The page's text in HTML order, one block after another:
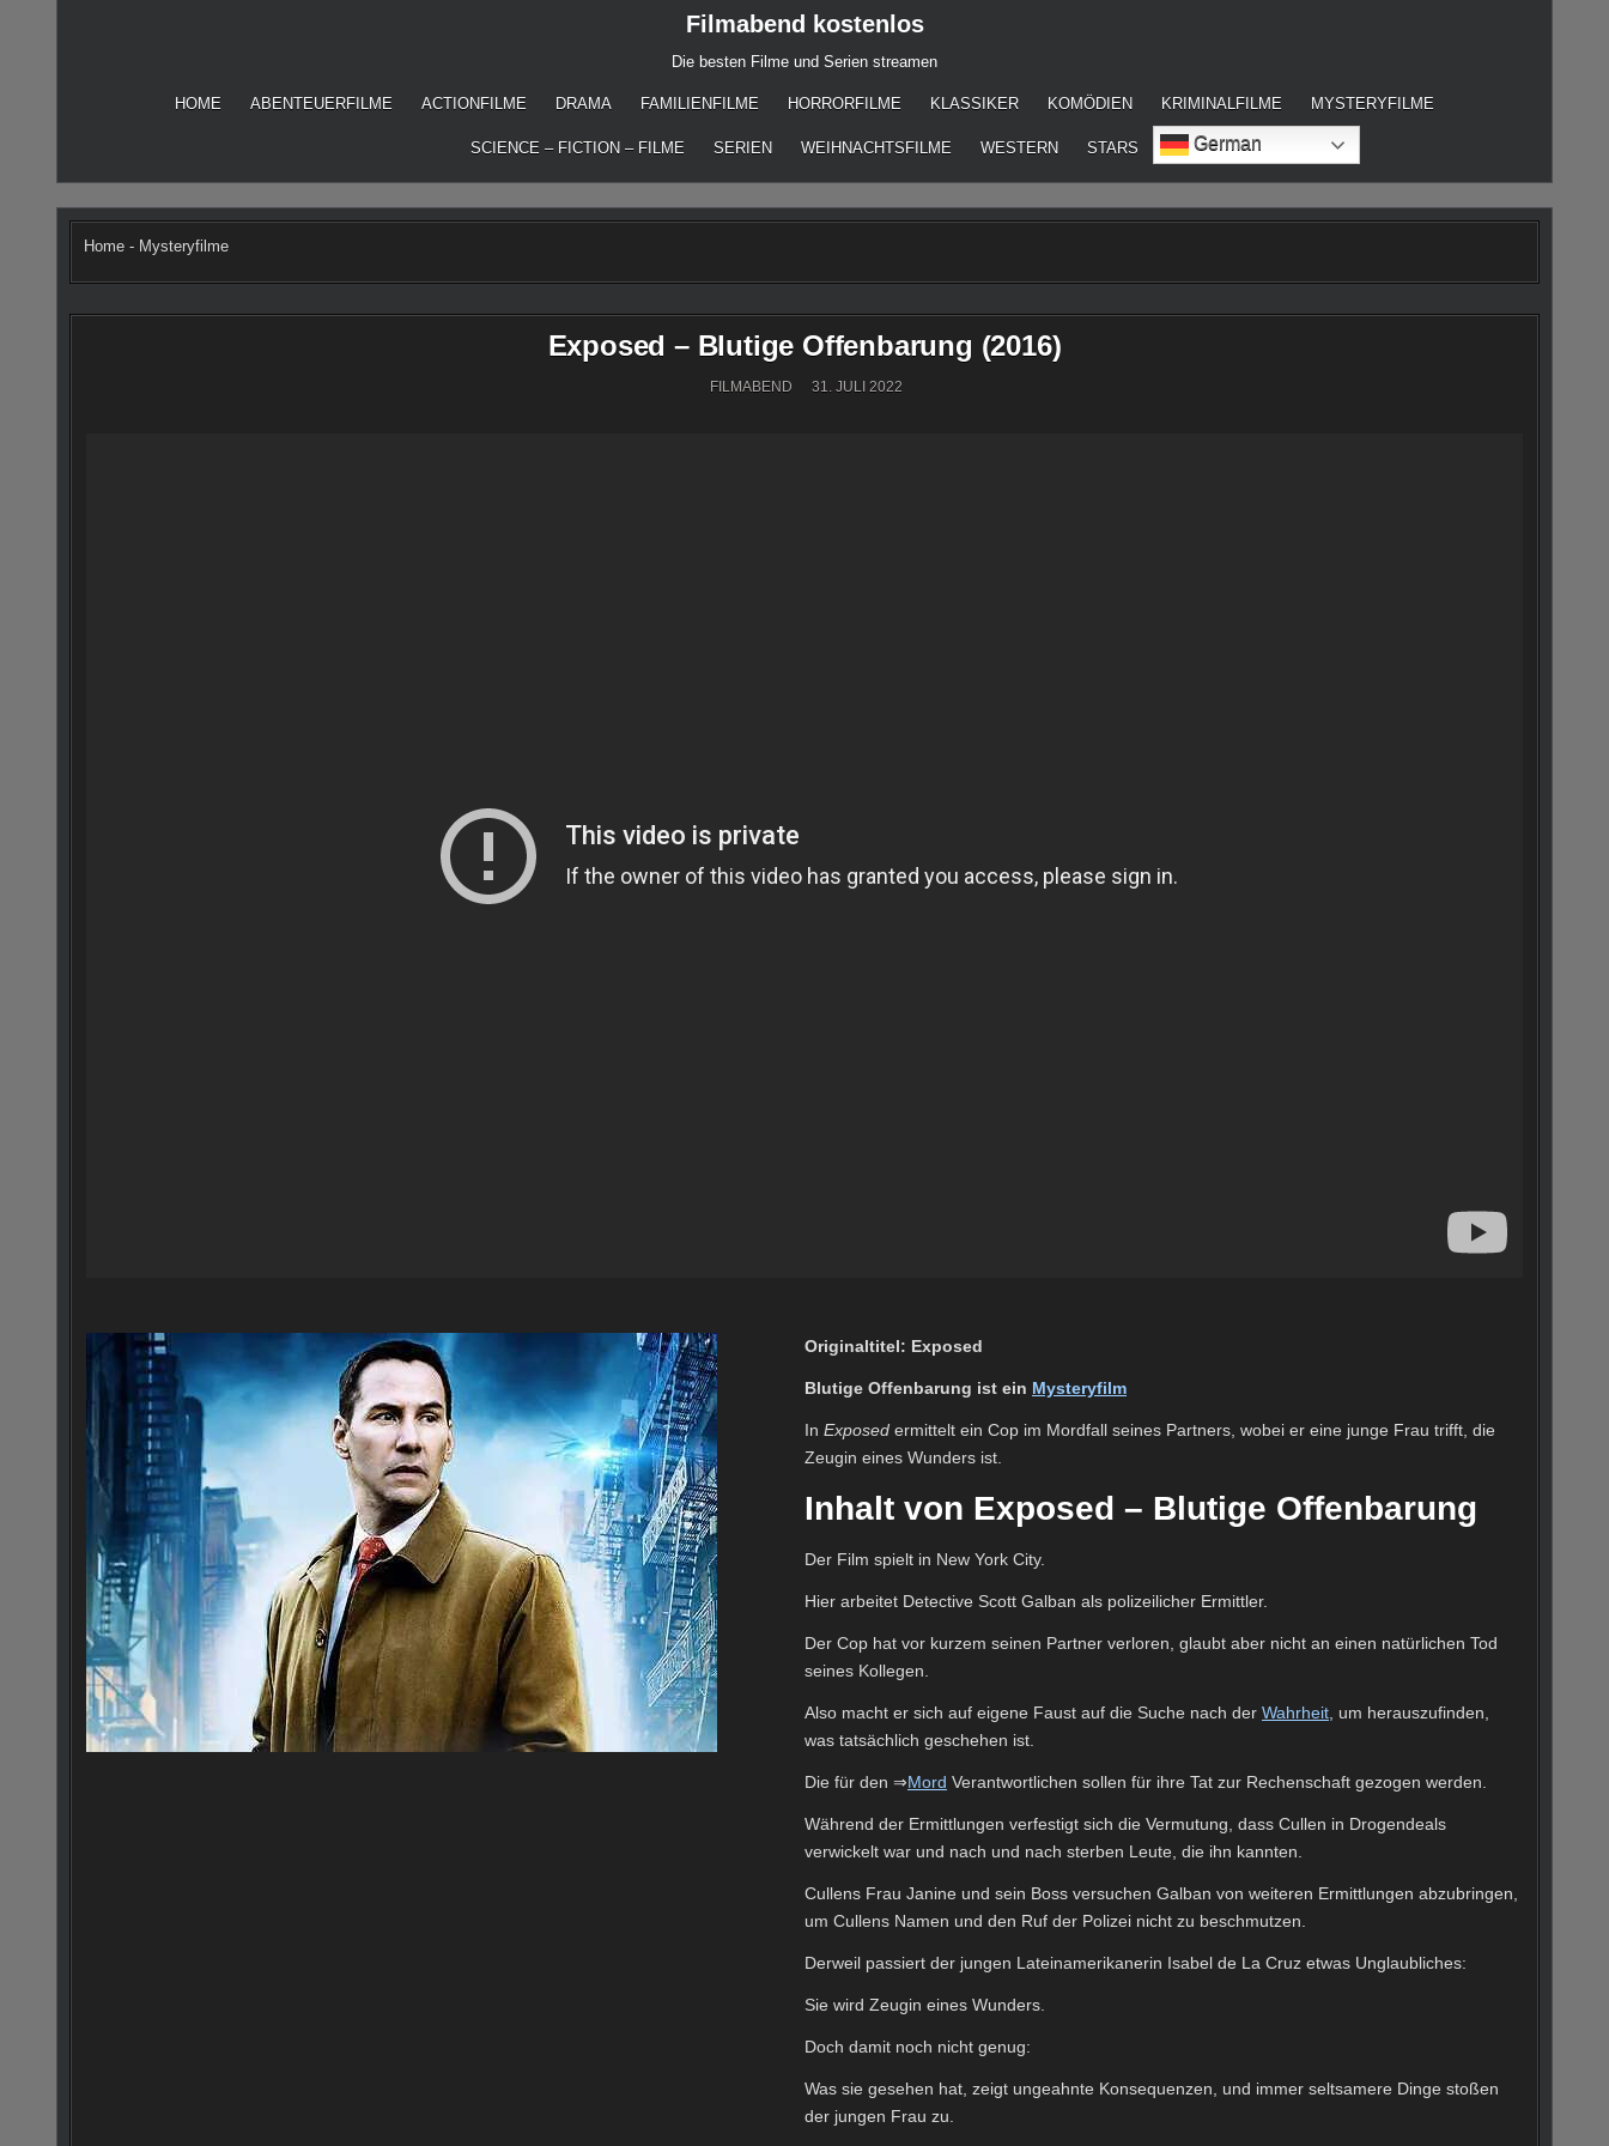
Filmabend kostenlos
Die besten Filme und Serien streamen
HOME ABENTEUERFILME ACTIONFILME DRAMA FAMILIENFILME HORRORFILME KLASSIKER KOMÖDIEN KRIMINALFILME MYSTERYFILME
SCIENCE – FICTION – FILME SERIEN WEIHNACHTSFILME WESTERN STARS German
Home - Mysteryfilme
Exposed – Blutige Offenbarung (2016)
FILMABEND 31. JULI 2022
Originaltitel: Exposed
Blutige Offenbarung ist ein Mysteryfilm
In Exposed ermittelt ein Cop im Mordfall seines Partners, wobei er eine junge Frau trifft, die
Zeugin eines Wunders ist.
Inhalt von Exposed – Blutige Offenbarung
Der Film spielt in New York City.
Hier arbeitet Detective Scott Galban als polizeilicher Ermittler.
Der Cop hat vor kurzem seinen Partner verloren, glaubt aber nicht an einen natürlichen Tod
seines Kollegen.
Also macht er sich auf eigene Faust auf die Suche nach der Wahrheit , um herauszufinden,
was tatsächlich geschehen ist.
Die für den ⇒Mord Verantwortlichen sollen für ihre Tat zur Rechenschaft gezogen werden.
Während der Ermittlungen verfestigt sich die Vermutung, dass Cullen in Drogendeals
verwickelt war und nach und nach sterben Leute, die ihn kannten.
Cullens Frau Janine und sein Boss versuchen Galban von weiteren Ermittlungen abzubringen,
um Cullens Namen und den Ruf der Polizei nicht zu beschmutzen.
Derweil passiert der jungen Lateinamerikanerin Isabel de La Cruz etwas Unglaubliches:
Sie wird Zeugin eines Wunders.
Doch damit noch nicht genug:
Was sie gesehen hat, zeigt ungeahnte Konsequenzen, und immer seltsamere Dinge stoßen
der jungen Frau zu.